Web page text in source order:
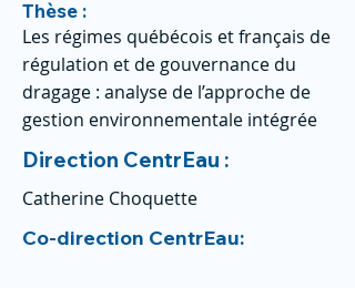
Thèse :
Les régimes québécois et français de
régulation et de gouvernance du
dragage : analyse de l’approche de
gestion environnementale intégrée
Direction CentrEau :
Catherine Choquette
Co-direction CentrEau: